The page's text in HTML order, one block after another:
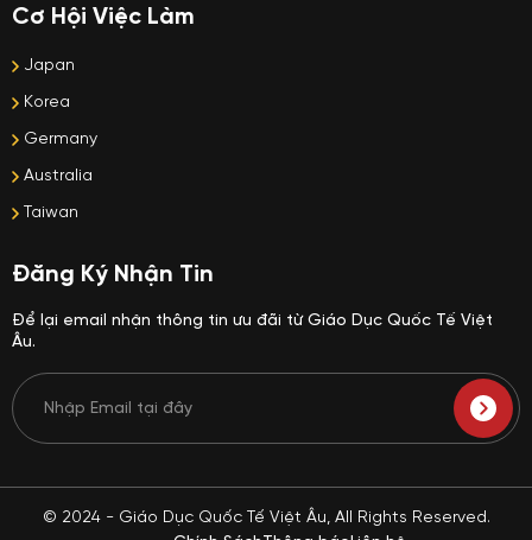
Cơ Hội Việc Làm
Japan
Korea
Germany
Australia
Taiwan
Đăng Ký Nhận Tin
Để lại email nhận thông tin ưu đãi từ Giáo Dục Quốc Tế Việt
Âu.
© 2024 - Giáo Dục Quốc Tế Việt Âu, All Rights Reserved.